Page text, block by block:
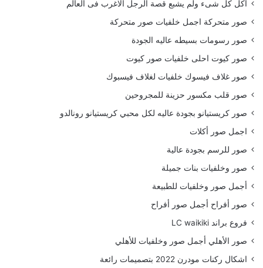
أكل كل شىء ولم يشبع قصة الرجل الاغرب فى العالم
صور متحركة اجمل خلفيات صور متحركة
صور رسومات بسيطه عاليه الجودة
صور كيوت احلى خلفيات صور كيوت
صور غلاف فيسوك خلفيات لغلاف فيسبوك
صور قلب مكسور حزينة للمجروحين
صور كريستيانو بجودة عاليه لكل محبي كريستيانو رونالدو
اجمل صور أكلات
صور للرسم بجودة عالية
صور وخلفيات بنات جميلة
أجمل صور وخلفيات للطبيعة
صور أفراح أجمل صور أفراح
فروع براند LC waikiki
صور الأهلي أجمل صور وخلفيات للأهلي
اشكال ركنات مودرن 2022 بتصميمات رائعة